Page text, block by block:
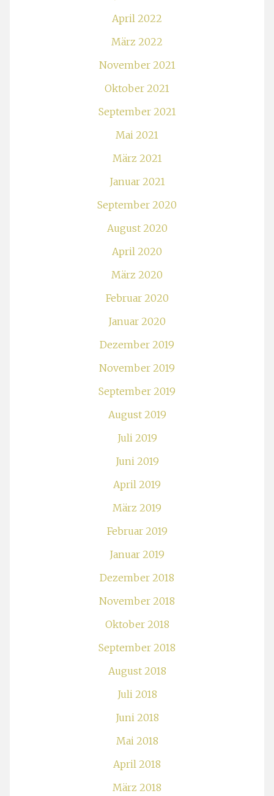
April 2022
März 2022
November 2021
Oktober 2021
September 2021
Mai 2021
März 2021
Januar 2021
September 2020
August 2020
April 2020
März 2020
Februar 2020
Januar 2020
Dezember 2019
November 2019
September 2019
August 2019
Juli 2019
Juni 2019
April 2019
März 2019
Februar 2019
Januar 2019
Dezember 2018
November 2018
Oktober 2018
September 2018
August 2018
Juli 2018
Juni 2018
Mai 2018
April 2018
März 2018